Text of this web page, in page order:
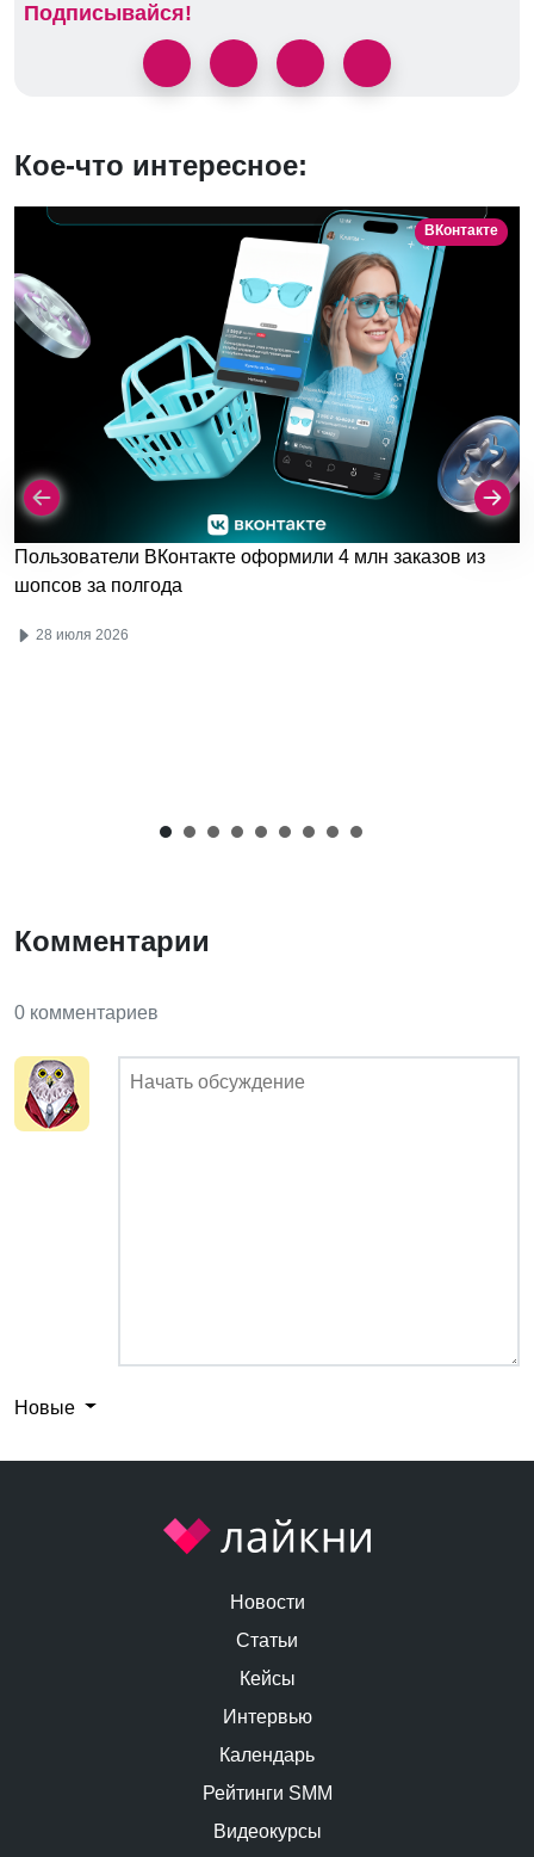
Подписывайся!
Кое-что интересное:
ВКонтакте
Пользователи ВКонтакте оформили 4 млн заказов из
шопсов за полгода
28 июля 2026
Комментарии
0 комментариев
Новые
Новости
Статьи
Кейсы
Интервью
Календарь
Рейтинги SMM
Видеокурсы